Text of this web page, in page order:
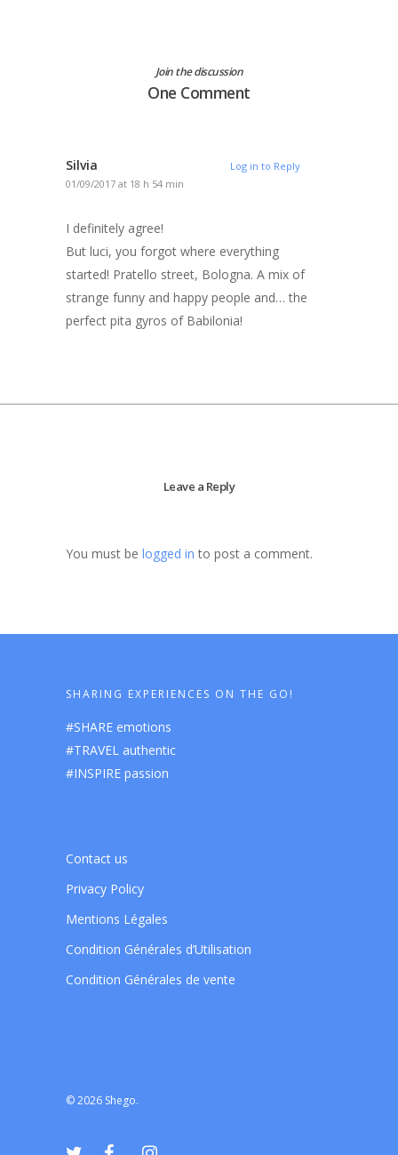
Join the discussion
One Comment
Silvia
01/09/2017 at 18 h 54 min
I definitely agree!
But luci, you forgot where everything
started! Pratello street, Bologna. A mix of
strange funny and happy people and… the
perfect pita gyros of Babilonia!
Log in to Reply
Leave a Reply
You must be logged in to post a comment.
SHARING EXPERIENCES ON THE GO!
#SHARE emotions
#TRAVEL authentic
#INSPIRE passion
Contact us
Privacy Policy
Mentions Légales
Condition Générales d’Utilisation
Condition Générales de vente
© 2026 Shego.